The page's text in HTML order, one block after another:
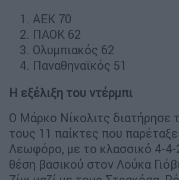
ΑΕΚ 70
ΠΑΟΚ 62
Ολυμπιακός 62
Παναθηναϊκός 51
Η εξέλιξη του ντέρμπι
Ο Μάρκο Νίκολιτς διατήρησε
τους 11 παίκτες που
Λεωφόρο, με το κλασσικό 4-4-
θέση βασικού στον Λούκα